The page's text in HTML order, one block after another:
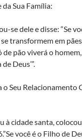
da Sua Família:
se dele e disse: “Se
transformem em
de pão viverá o homem,
Deus’”.
o Seu Relacionamento
à cidade santa,
você é o Filho de